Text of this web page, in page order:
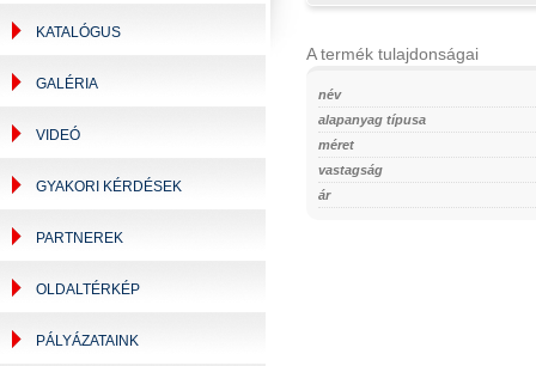
KATALÓGUS
GALÉRIA
VIDEÓ
GYAKORI KÉRDÉSEK
PARTNEREK
OLDALTÉRKÉP
PÁLYÁZATAINK
A termék tulajdonságai
név
alapanyag típusa
méret
vastagság
ár